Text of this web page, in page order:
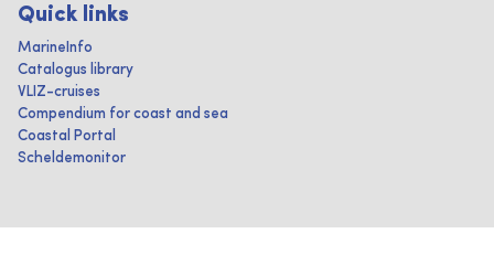
Quick links
MarineInfo
Catalogus library
VLIZ-cruises
Compendium for coast and sea
Coastal Portal
Scheldemonitor